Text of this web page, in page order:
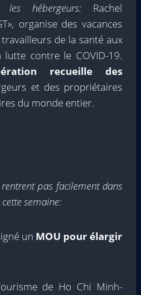
les hébergeurs: Rachel
organise des vacances
de la santé aux
contre le COVID-19.
recueille des
et des propriétaires
du monde entier.
pas facilement dans
semaine:
un MOU pour élargir
de Ho Chi Minh-